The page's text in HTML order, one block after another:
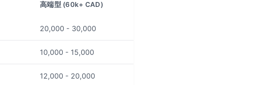
高端型 (60k+ CAD)
20,000 - 30,000
10,000 - 15,000
12,000 - 20,000